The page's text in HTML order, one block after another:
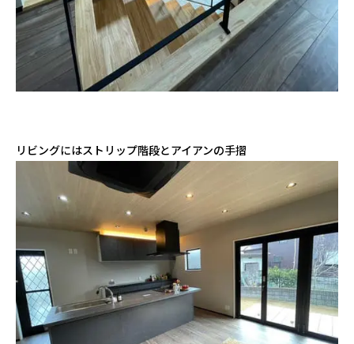
リビングにはストリップ階段とアイアンの手摺